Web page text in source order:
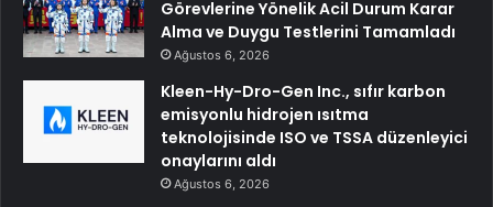
Görevlerine Yönelik Acil Durum Karar
Alma ve Duygu Testlerini Tamamladı
Ağustos 6, 2026
Kleen-Hy-Dro-Gen Inc., sıfır karbon
emisyonlu hidrojen ısıtma
teknolojisinde ISO ve TSSA düzenleyici
onaylarını aldı
Ağustos 6, 2026